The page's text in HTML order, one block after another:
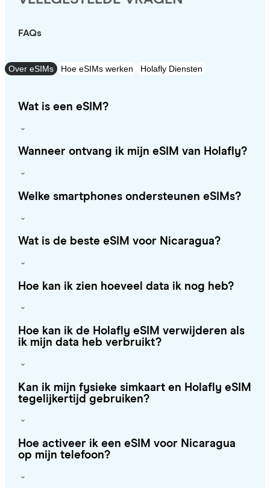
FAQs
Over eSIMs Hoe eSIMs werken Holafly Diensten
Wat is een eSIM?
Wanneer ontvang ik mijn eSIM van Holafly?
Welke smartphones ondersteunen eSIMs?
Wat is de beste eSIM voor Nicaragua?
Hoe kan ik zien hoeveel data ik nog heb?
Hoe kan ik de Holafly eSIM verwijderen als
ik mijn data heb verbruikt?
Kan ik mijn fysieke simkaart en Holafly eSIM
tegelijkertijd gebruiken?
Hoe activeer ik een eSIM voor Nicaragua
op mijn telefoon?